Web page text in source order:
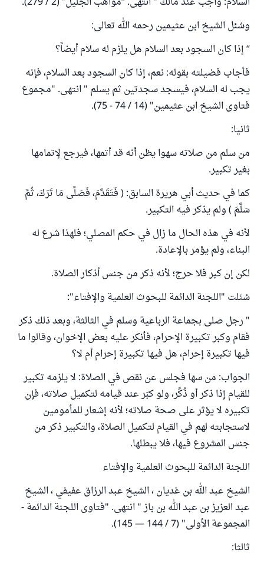
وسُئل الشيخ ابن عثيمين رحمه الله تعالى:
“ إذا كان السجود بعد السلام هل يلزم له سلام أيضاً؟
فأجاب فضيلته بقوله: نعم، إذا كان السجود بعد السلام، فإنه
يجب له السلام، فيسجد سجدتين ثم يسلم " انتهى. "مجموع
فتاوى الشيخ ابن عثيمين" (14 / 74 - 75).
ثانيا:
من سلم من صلاته سهوا يظن أنه قد أتمها، فيرجع لإتمامها
بغير تكبير.
كما في حديث أبي هريرة السابق: ( فَتَقَدَّمَ، فَصَلَّى مَا تَرَكَ، ثُمَّ
سَلَّمَ ) ولم يذكر فيه التكبير.
لأنه في هذه الحال ما زال في حكم المصلي؛ فلهذا شرع له
البناء، ولم يؤمر بالإعادة.
لكن إن كبر فلا حرج؛ لأنه ذكر من جنس أذكار الصلاة.
سُئلت "اللجنة الدائمة للبحوث العلمية والإفتاء":
" رجل صلى بجماعة الرباعية وسلم في الثالثة، وبعد ذلك ذكر
فقام وكبر تكبيرة الإحرام، فأنكر عليه بعض الإخوان، وقالوا ما
فيها تكبيرة إحرام، هل فيها تكبيرة إحرام أم لا؟
الجواب: من سها فجلس عن نقص في الصلاة: لا يلزمه تكبير
للقيام إذا ذكر أو ذُكِّر، ولو كبّر عند قيامه لتكميل صلاته، فإن
تكبيره لا يؤثر على صحة صلاته؛ لأنه إشعار للمأمومين
لاستجابته لهم في القيام لتكميل الصلاة، والتكبير ذكر من
جنس المشروع فيها، فلا يبطلها.
اللجنة الدائمة للبحوث العلمية والإفتاء
الشيخ عبد الله بن غديان ، الشيخ عبد الرزاق عفيفي ، الشيخ
عبد العزيز بن عبد الله بن باز " انتهى. "فتاوى اللجنة الدائمة -
المجموعة الأولى" (7 / 144 — 145).
ثالثا: